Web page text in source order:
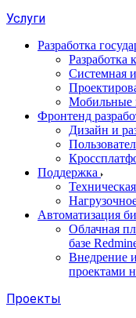
Услуги
Разработка
Разработка
Системная
Мобильные
Фронтенд
Дизайн и
Поддержка
Автоматизация
Облачная
базе
Внедрение
проектами
Проекты